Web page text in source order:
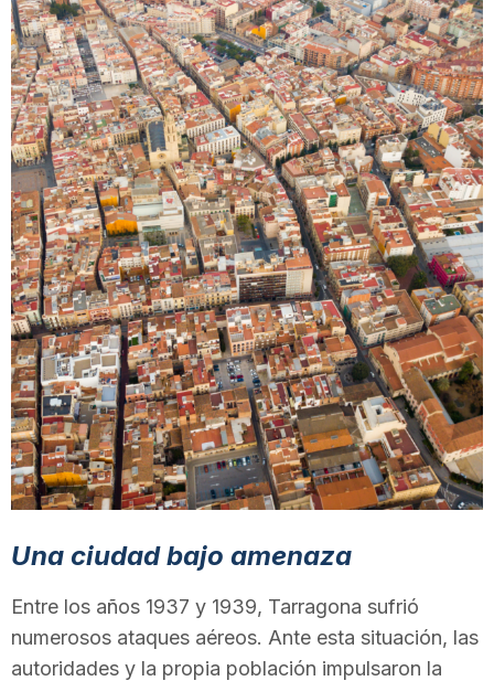
T
a
r
r
a
g
o
a
Una ciudad bajo amenaza
Entre los años 1937 y 1939, Tarragona sufrió
numerosos ataques aéreos. Ante esta situación, las
autoridades y la propia población impulsaron la